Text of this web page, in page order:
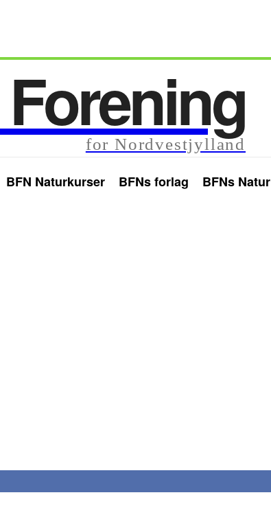
for Nordvestjylland
BFN Naturkurser BFNs forlag BFNs